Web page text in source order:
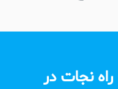
نجات در